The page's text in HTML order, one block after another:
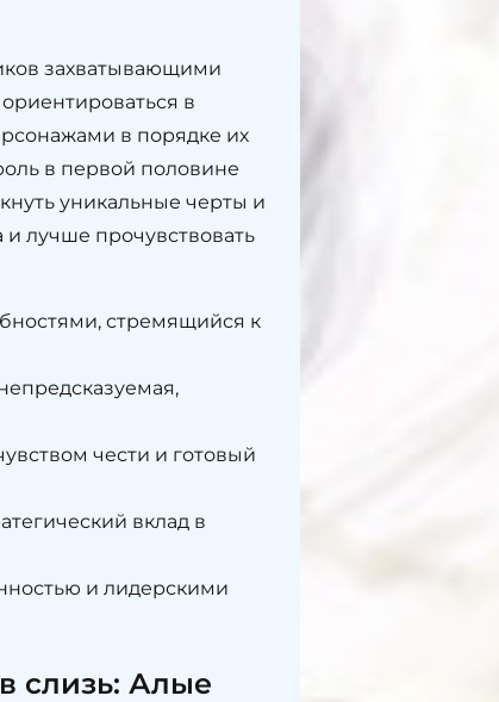
захватывающими
в
в порядке их
в первой половине
уникальные черты и
и лучше прочувствовать
стремящийся к
чести и готовый
вклад в
и лидерскими
слизь: Алые